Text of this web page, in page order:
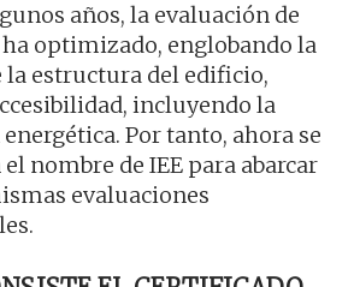
años, la evaluación de
optimizado, englobando la
la estructura del edificio,
incluyendo la
Por tanto, ahora se
nombre de IEE para abarcar
evaluaciones